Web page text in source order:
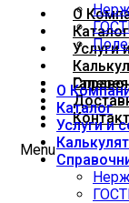
О
Каталог
Услуги
Галерея
Menu
О
Каталог
Услуги и